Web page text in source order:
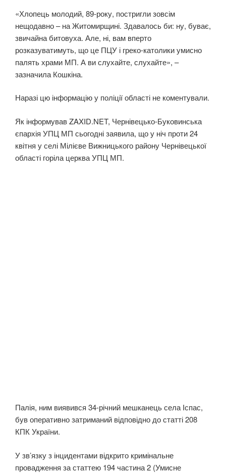
«Хлопець молодий, 89-року, постригли зовсім
нещодавно – на Житомирщині. Здавалось би: ну, буває,
звичайна битовуха. Але, ні, вам вперто
розказуватимуть, що це ПЦУ і греко-католики умисно
палять храми МП. А ви слухайте, слухайте», –
зазначила Кошкіна.
Наразі цю інформацію у поліції області не коментували.
Як інформував ZAXID.NET, Чернівецько-Буковинська
єпархія УПЦ МП сьогодні заявила, що у ніч проти 24
квітня у селі Мілієве Вижницького району Чернівецької
області горіла церква УПЦ МП.
Палія, ним виявився 34-річний мешканець села Іспас,
був оперативно затриманий відповідно до статті 208
КПК України.
У зв’язку з інцидентами відкрито кримінальне
провадження за статтею 194 частина 2 (Умисне